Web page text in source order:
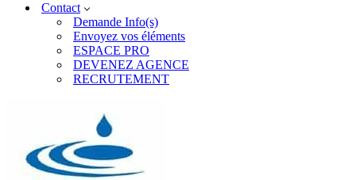
Contact
Demande Info(s)
Envoyez vos éléments
ESPACE PRO
DEVENEZ AGENCE
RECRUTEMENT